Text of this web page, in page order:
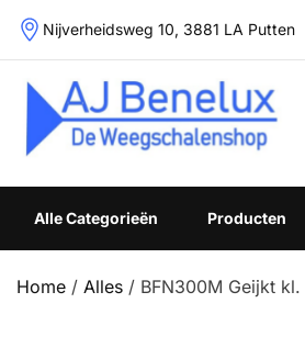
Skip
Nijverheidsweg 10, 3881 LA Putten
Weegschalenshop |
Alle Categorieën Producten
Home / Alles / BFN300M Geijkt kl.